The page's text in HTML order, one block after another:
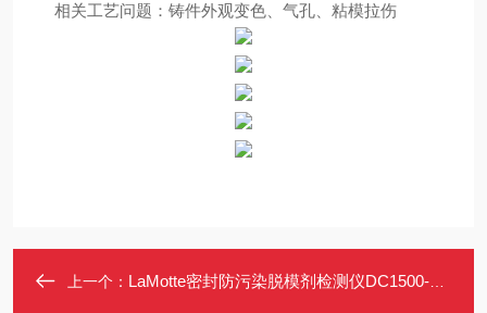
相关工艺问题：铸件外观变色、气孔、粘模拉伤
上一个： LaMotte密封防污染脱模剂检测仪DC1500-UDV